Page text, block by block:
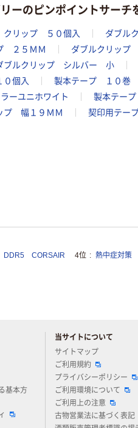
ーのピンポイントサーチ
クリップ ５０個入 ダブル
２５ＭＭ ダブルクリップ
ブルクリップ シルバー 小
個入 製本テープ １０巻
ーユニホワイト 製本テー
プ 幅１９ＭＭ 契印用テー
DDR5 CORSAIR 4位 熱中症対策
基本方
当サイトについて
サイトマップ
ご利用規約
プライバシーポリシー
ご利用環境について
ご利用上の注意
古物営業法に基づく表記